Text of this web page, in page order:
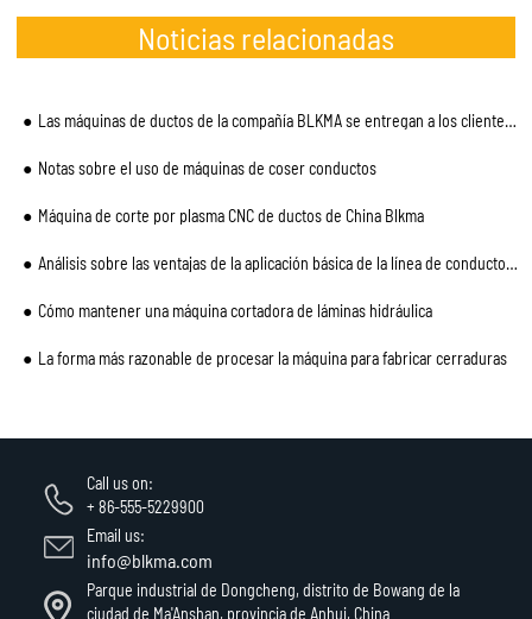
Noticias relacionadas
Las máquinas de ductos de la compañía BLKMA se entregan a los clientes de Canadá
Notas sobre el uso de máquinas de coser conductos
Máquina de corte por plasma CNC de ductos de China Blkma
Análisis sobre las ventajas de la aplicación básica de la línea de conductos automáticos
Cómo mantener una máquina cortadora de láminas hidráulica
La forma más razonable de procesar la máquina para fabricar cerraduras
Call us on:
+ 86-555-5229900
Email us:
info@blkma.com
Parque industrial de Dongcheng, distrito de Bowang de la
ciudad de Ma'Anshan, provincia de Anhui, China